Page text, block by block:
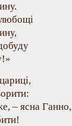
– ясна Ганно,